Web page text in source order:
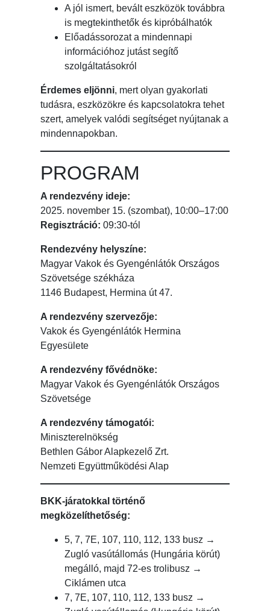
A jól ismert, bevált eszközök továbbra
is megtekinthetők és kipróbálhatók
Előadássorozat a mindennapi
információhoz jutást segítő
szolgáltatásokról
Érdemes eljönni, mert olyan gyakorlati
tudásra, eszközökre és kapcsolatokra tehet
szert, amelyek valódi segítséget nyújtanak a
mindennapokban.
PROGRAM
A rendezvény ideje:
2025. november 15. (szombat), 10:00–17:00
Regisztráció: 09:30-tól
Rendezvény helyszíne:
Magyar Vakok és Gyengénlátók Országos
Szövetsége székháza
1146 Budapest, Hermina út 47.
A rendezvény szervezője:
Vakok és Gyengénlátók Hermina
Egyesülete
A rendezvény fővédnöke:
Magyar Vakok és Gyengénlátók Országos
Szövetsége
A rendezvény támogatói:
Miniszterelnökség
Bethlen Gábor Alapkezelő Zrt.
Nemzeti Együttműködési Alap
BKK-járatokkal történő
megközelíthetőség:
5, 7, 7E, 107, 110, 112, 133 busz →
Zugló vasútállomás (Hungária körút)
megálló, majd 72-es trolibusz →
Ciklámen utca
7, 7E, 107, 110, 112, 133 busz →